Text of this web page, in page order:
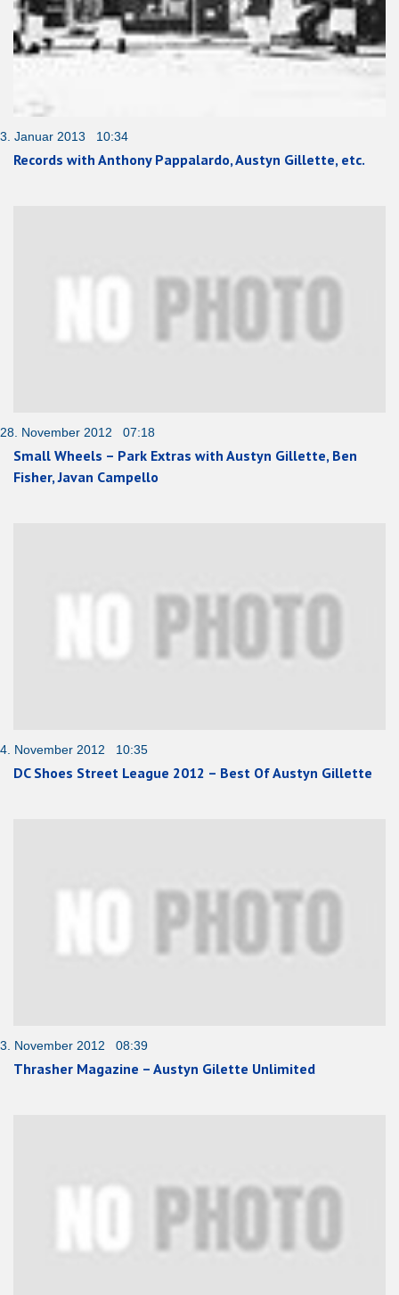
3. Januar 2013 10:34
Records with Anthony Pappalardo, Austyn Gillette, etc.
28. November 2012 07:18
Small Wheels – Park Extras with Austyn Gillette, Ben
Fisher, Javan Campello
4. November 2012 10:35
DC Shoes Street League 2012 – Best Of Austyn Gillette
3. November 2012 08:39
Thrasher Magazine – Austyn Gilette Unlimited